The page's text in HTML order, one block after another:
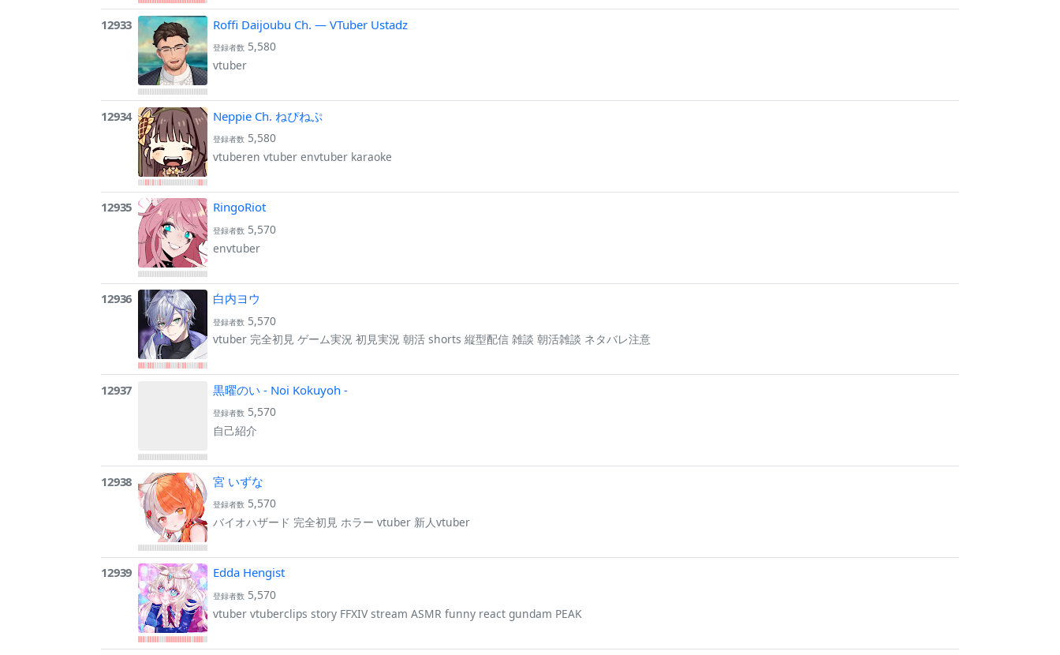
12933 Roffi Daijoubu Ch. — VTuber Ustadz
登録者数 5,580
vtuber
12934 Neppie Ch. ねぴねぷ
登録者数 5,580
vtuberen vtuber envtuber karaoke
12935 RingoRiot
登録者数 5,570
envtuber
12936 白内ヨウ
登録者数 5,570
vtuber 完全初見 ゲーム実況 初見実況 朝活 shorts 縦型配信 雑談 朝活雑談 ネタバレ注意
12937 黒曜のい - Noi Kokuyoh -
登録者数 5,570
自己紹介
12938 宮 いずな
登録者数 5,570
バイオハザード 完全初見 ホラー vtuber 新人vtuber
12939 Edda Hengist
登録者数 5,570
vtuber vtuberclips story FFXIV stream ASMR funny react gundam PEAK